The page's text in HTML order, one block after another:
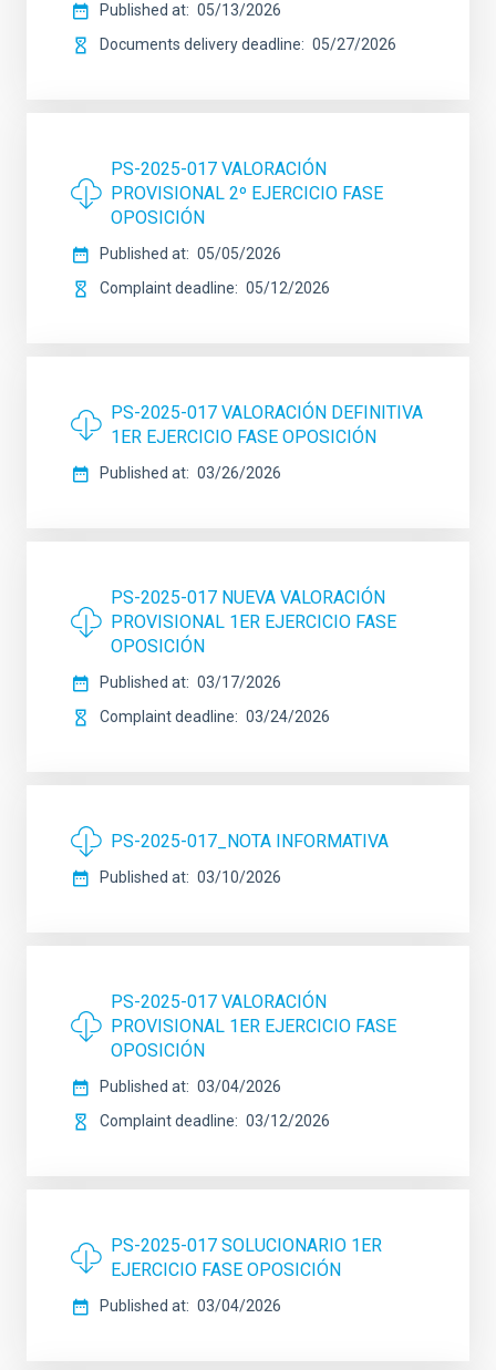
Published at
05/13/2026
Documents delivery deadline
05/27/2026
PS-2025-017 VALORACIÓN
PROVISIONAL 2º EJERCICIO FASE
OPOSICIÓN
Published at
05/05/2026
Complaint deadline
05/12/2026
PS-2025-017 VALORACIÓN DEFINITIVA
1ER EJERCICIO FASE OPOSICIÓN
Published at 03/26/2026
PS-2025-017 NUEVA VALORACIÓN
PROVISIONAL 1ER EJERCICIO FASE
OPOSICIÓN
Published at
03/17/2026
Complaint deadline
03/24/2026
PS-2025-017_NOTA INFORMATIVA
Published at 03/10/2026
PS-2025-017 VALORACIÓN
PROVISIONAL 1ER EJERCICIO FASE
OPOSICIÓN
Published at
03/04/2026
Complaint deadline
03/12/2026
PS-2025-017 SOLUCIONARIO 1ER
EJERCICIO FASE OPOSICIÓN
Published at 03/04/2026